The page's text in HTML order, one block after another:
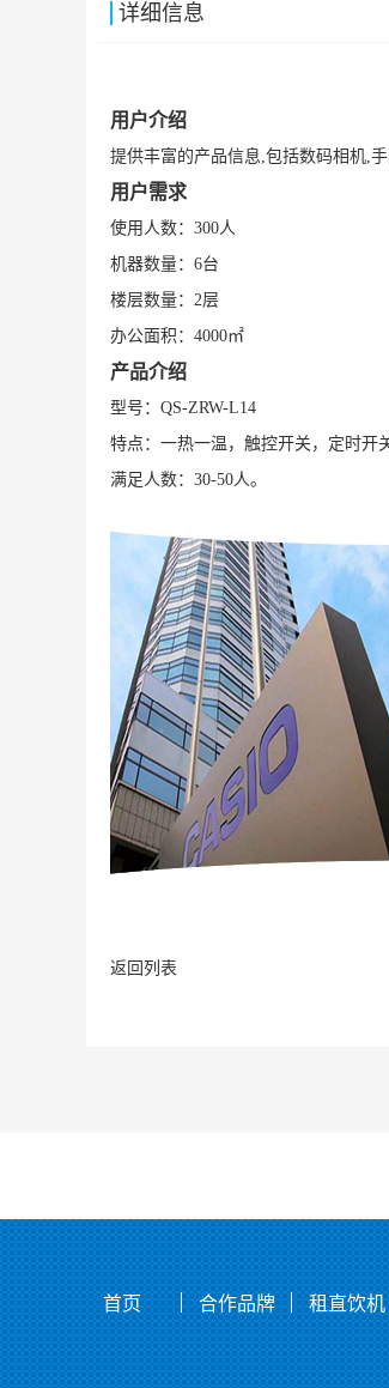
详细信息
用户介绍
提供丰富的产品信息,包括数码相机,
用户需求
使用人数：300人
机器数量：6台
楼层数量：2层
办公面积：4000㎡
产品介绍
型号：QS-ZRW-L14
特点：一热一温，触控开关，定时开
满足人数：30-50人。
返回列表
首页 合作品牌 租直饮机